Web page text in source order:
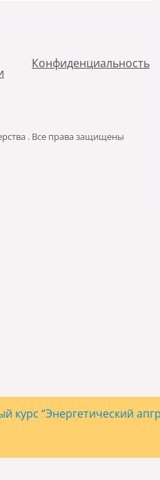
Конфиденциальность
. Все права защищены
курс “Энергетический